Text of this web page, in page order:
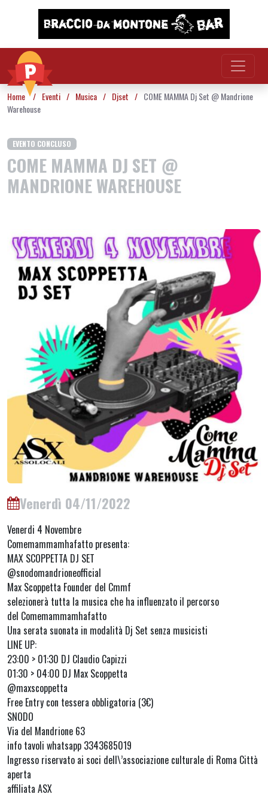
Vai al contenuto
Home / Eventi / Musica / Djset / COME MAMMA Dj Set @ Mandrione
Warehouse
EVENTO CONCLUSO
COME MAMMA DJ SET @
MANDRIONE WAREHOUSE
Venerdì 04/11/2022
Venerdi 4 Novembre
Comemammamhafatto presenta:
MAX SCOPPETTA DJ SET
@snodomandrioneofficial
Max Scoppetta Founder del Cmmf
selezionerà tutta la musica che ha influenzato il percorso
del Comemammamhafatto
Una serata suonata in modalità Dj Set senza musicisti
LINE UP:
23:00 > 01:30 DJ Claudio Capizzi
01:30 > 04:00 DJ Max Scoppetta
@maxscoppetta
Free Entry con tessera obbligatoria (3€)
SNODO
Via del Mandrione 63
info tavoli whatsapp 3343685019
Ingresso riservato ai soci dell\’associazione culturale di Roma Città
aperta
affiliata ASX